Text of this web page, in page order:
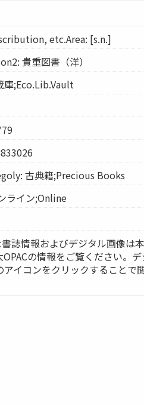
etc.Area: [s.n.]
貴重図書（洋）
;Eco.Lib.Vault
古典籍;Precious Books
ライン;Online
誌情報およびデジタル画像は
の情報をご覧ください。
イコンをクリックすることで